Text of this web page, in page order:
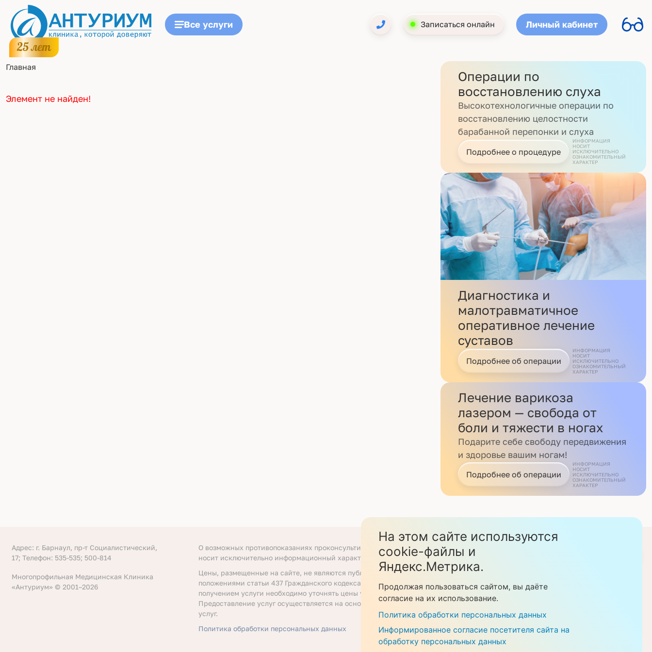
Все услуги Записаться онлайн Личный кабинет
Главная
Элемент не найден!
Операции по
восстановлению слуха
Высокотехнологичные операции по
восстановлению целостности
барабанной перепонки и слуха
Подробнее о процедуре
ИНФОРМАЦИЯ
НОСИТ
ИСКЛЮЧИТЕЛЬНО
ОЗНАКОМИТЕЛЬНЫЙ
ХАРАКТЕР
Диагностика и
малотравматичное
оперативное лечение
суставов
Подробнее об операции
ИНФОРМАЦИЯ
НОСИТ
ИСКЛЮЧИТЕЛЬНО
ОЗНАКОМИТЕЛЬНЫЙ
ХАРАКТЕР
Лечение варикоза
лазером — свобода от
боли и тяжести в ногах
Подарите себе свободу передвижения
и здоровье вашим ногам!
Подробнее об операции
ИНФОРМАЦИЯ
НОСИТ
ИСКЛЮЧИТЕЛЬНО
ОЗНАКОМИТЕЛЬНЫЙ
ХАРАКТЕР
Адрес: г. Барнаул, пр-т Социалистический,
17; Телефон: 535-535; 500-814
Многопрофильная Медицинская Клиника
«Антуриум» © 2001–2026
О возможных противопоказаниях проконсультируйтесь со специалистом. Данный сайт
носит исключительно информационный характер.
Цены, размещенные на сайте, не являются публичной офертой, определяемой
положениями статьи 437 Гражданского кодекса Российской Федерации. Перед
получением услуги необходимо уточнять цены у ответственных сотрудников клиники.
Предоставление услуг осуществляется на основании договора об оказании медицинских
услуг.
Политика обработки персональных данных
На этом сайте используются
cookie-файлы и
Яндекс.Метрика.
Продолжая пользоваться сайтом, вы даёте
согласие на их использование.
Политика обработки персональных данных
Информированное согласие посетителя сайта на
обработку персональных данных